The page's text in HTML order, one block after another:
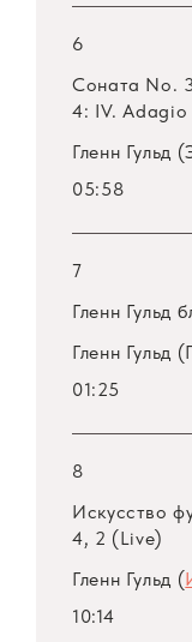
6
Соната No.
4: IV. Adagio
Гленн Гульд
05:58
7
Гленн Гульд
Гленн Гульд
01:25
8
Искусство
4, 2 (Live)
Гленн Гульд (
10:14